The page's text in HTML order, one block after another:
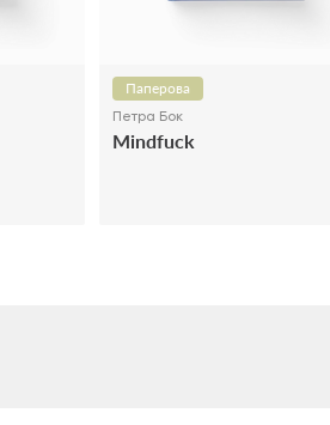
Паперова
Петра Бок
Mindfuck